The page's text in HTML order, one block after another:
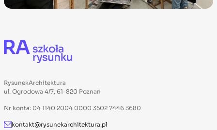
RysunekArchitektura
ul. Ogrodowa 4/7, 61-820 Poznań
Nr konta: 04 1140 2004 0000 3502 7446 3680
kontakt@rysunekarchitektura.pl